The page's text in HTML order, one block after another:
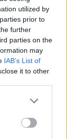
utilized by
prior to
further
parties on the
may
IAB’s List of
it to other
της σε